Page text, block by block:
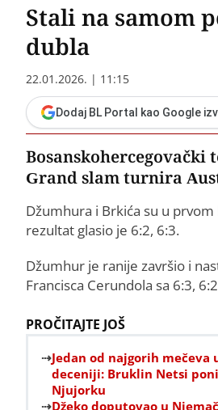
Stali na samom
dubla
22.01.2026. | 11:15
Dodaj BL Portal kao Google
Grand slam turnira
Džumhura i Brkića su u
rezultat glasio je 6:2, 6:3.
Džumhur je ranije završio i
Francisca Cerundola sa 6:3,
PROČITAJTE JOŠ
Jedan od najgorih mečeva
deceniji: Bruklin Netsi
Njujorku
Džeko doputovao u